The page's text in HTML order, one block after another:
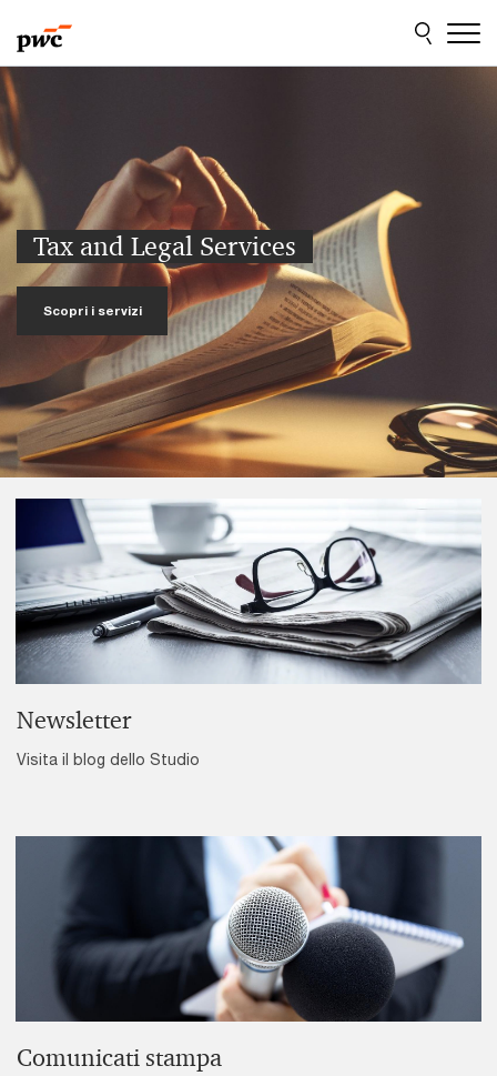
to
content
to
footer
Tax and Legal Services
Scopri i servizi
Newsletter
Visita il blog dello Studio
Comunicati stampa